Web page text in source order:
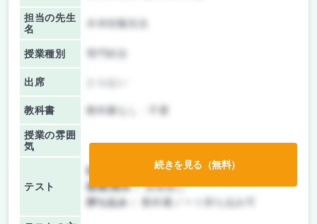
担当の先生
名
木本恒暢先生
授業種別
出席
教科書 教科書なし・不要
授業の雰囲
気
テスト
前期/中間：
テストのみ
後期/期末：授業無し
持ち込み：
教科書ノート持ち込み可
続きを見る（無料）